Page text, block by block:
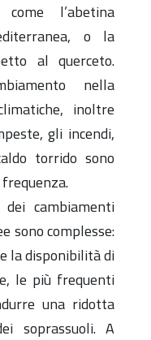
l’abetina
o la
al querceto.
nella
inoltre
gli incendi,
torrido sono
cambiamenti
sono complesse:
la disponibilità di
le più frequenti
una ridotta
soprassuoli. A